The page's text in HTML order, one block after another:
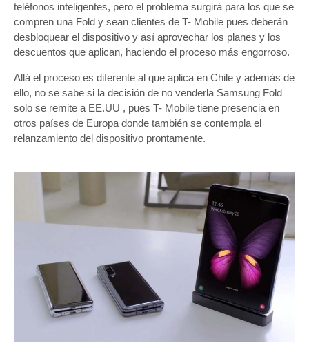
teléfonos inteligentes, pero el problema surgirá para los que se
compren una Fold y sean clientes de T- Mobile pues deberán
desbloquear el dispositivo y así aprovechar los planes y los
descuentos que aplican, haciendo el proceso más engorroso.
Allá el proceso es diferente al que aplica en Chile y además de
ello, no se sabe si la decisión de no venderla Samsung Fold
solo se remite a EE.UU , pues T- Mobile tiene presencia en
otros países de Europa donde también se contempla el
relanzamiento del dispositivo prontamente.